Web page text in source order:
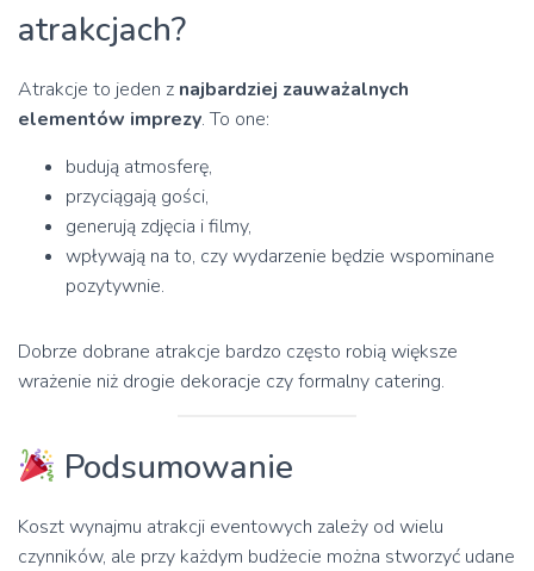
atrakcjach?
Atrakcje to jeden z najbardziej zauważalnych
elementów imprezy. To one:
budują atmosferę,
przyciągają gości,
generują zdjęcia i filmy,
wpływają na to, czy wydarzenie będzie wspominane
pozytywnie.
Dobrze dobrane atrakcje bardzo często robią większe
wrażenie niż drogie dekoracje czy formalny catering.
Podsumowanie
Koszt wynajmu atrakcji eventowych zależy od wielu
czynników, ale przy każdym budżecie można stworzyć udane